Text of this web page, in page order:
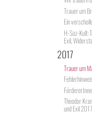
Trauer um
Ein
H-Soz-Kult:
Exil,
2017
Trauer um
Theodor
und Exil 2017